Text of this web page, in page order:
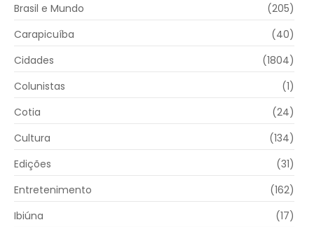
Brasil e Mundo
(205)
Carapicuíba
(40)
Cidades
(1804)
Colunistas
(1)
Cotia
(24)
Cultura
(134)
Edições
(31)
Entretenimento
(162)
Ibiúna
(17)